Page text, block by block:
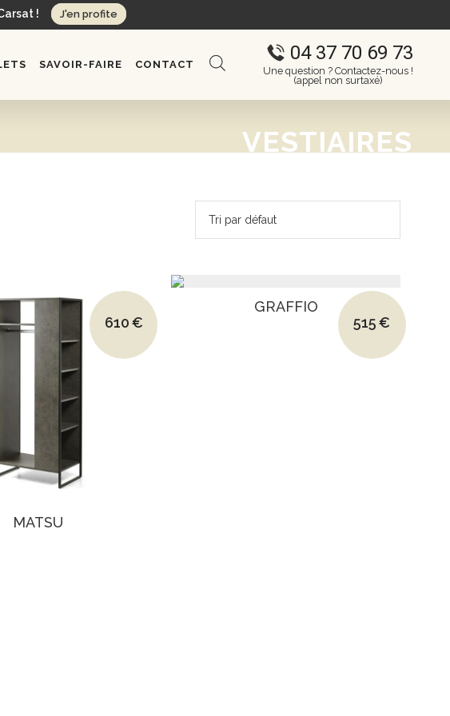
! J'en profite
SAVOIR-FAIRE CONTACT
04 37 70 69 73
Une question ? Contactez-nous !
(appel non surtaxé)
VESTIAIRES
Le prix initial était : 1080€.
610€
Le prix actuel est : 610€.
MATSU
Le prix initial
515 €
Le prix actuel
GRAFFIO